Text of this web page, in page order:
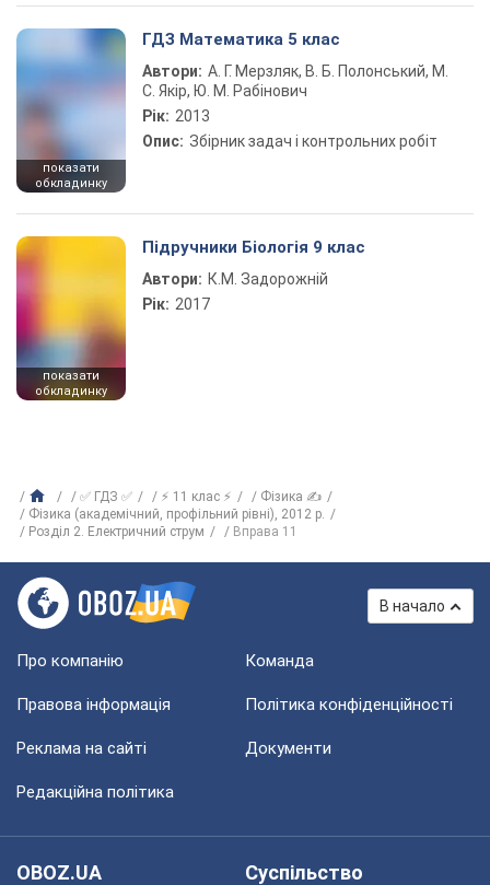
показати
обкладинку
ГДЗ Математика 5 клас
Автори: А. Г. Мерзляк, В. Б. Полонський, М.
С. Якір, Ю. М. Рабінович
Рік: 2013
Опис: Збірник задач і контрольних робіт
показати
обкладинку
Підручники Біологія 9 клас
Автори: К.М. Задорожній
Рік: 2017
✅ ГДЗ ✅ ⚡ 11 клас ⚡
Фізика ✍
Фізика (академічний, профільний рівні), 2012 р.
Розділ 2. Електричний струм
Вправа 11
В начало
Про компанію Команда
Правова інформація Політика конфіденційності
Реклама на сайті Документи
Редакційна політика
OBOZ.UA
Суспільство